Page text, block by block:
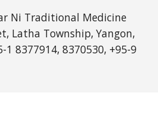
Ni Traditional Medicine
Latha Township, Yangon,
1 8377914, 8370530, +95-9